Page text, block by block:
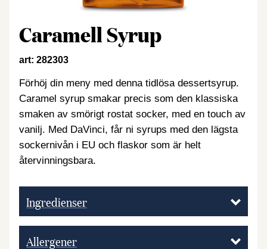
Caramell Syrup
art: 282303
Förhöj din meny med denna tidlösa dessertsyrup.
Caramel syrup smakar precis som den klassiska
smaken av smörigt rostat socker, med en touch av
vanilj. Med DaVinci, får ni syrups med den lägsta
sockernivån i EU och flaskor som är helt
återvinningsbara.
Ingredienser
Allergener